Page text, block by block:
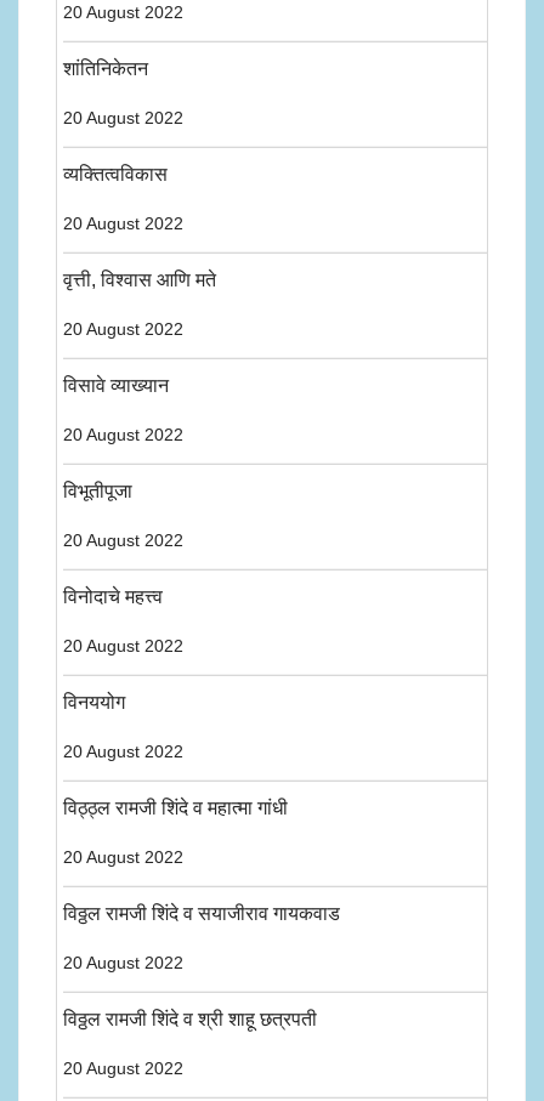
20 August 2022
शांतिनिकेतन
20 August 2022
व्यक्तित्वविकास
20 August 2022
वृत्ती, विश्वास आणि मते
20 August 2022
विसावे व्याख्यान
20 August 2022
विभूतीपूजा
20 August 2022
विनोदाचे महत्त्व
20 August 2022
विनययोग
20 August 2022
विठ्ठ्ल रामजी शिंदे व महात्मा गांधी
20 August 2022
विठ्ठल रामजी शिंदे व सयाजीराव गायकवाड
20 August 2022
विठ्ठल रामजी शिंदे व श्री शाहू छत्रपती
20 August 2022